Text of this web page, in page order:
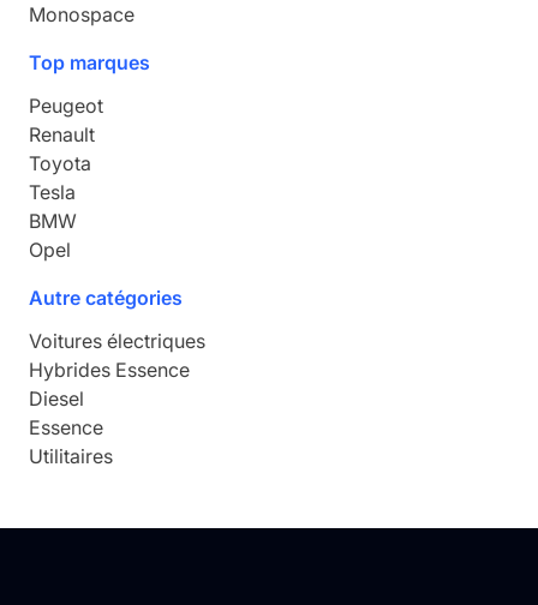
Monospace
Top marques
Peugeot
Renault
Toyota
Tesla
BMW
Opel
Autre catégories
Voitures électriques
Hybrides Essence
Diesel
Essence
Utilitaires